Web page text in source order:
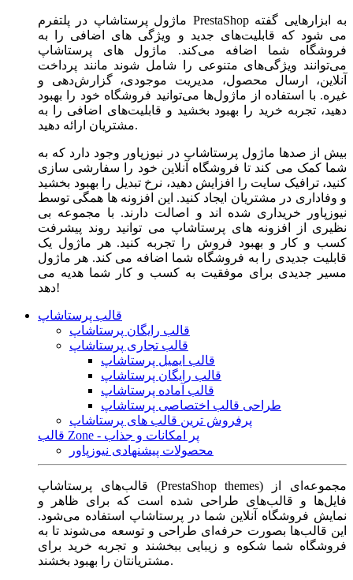
ماژول‌ پرستاشاپ در پلتفرم PrestaShop به ابزارهایی گفته
می شود که قابلیت‌های جدید و ویژگی های اضافی را به
فروشگاه شما اضافه می‌کند. ماژول های پرستاشاپ
می‌توانند ویژگی‌های متنوعی را شامل شوند مانند پرداخت
آنلاین، ارسال محصول، مدیریت موجودی، گزارش‌دهی و
غیره. با استفاده از ماژول‌ها می‌توانید فروشگاه خود را بهبود
دهید، تجربه خرید را بهبود بخشید و قابلیت‌های اضافی را به
مشتریان ارائه دهید.
بیش از صدها ماژول پرستاشاپ در نیوزپاور وجود دارد که به
شما کمک می کند تا فروشگاه آنلاین خود را سفارشی سازی
کنید، ترافیک سایت را افزایش دهید، نرخ تبدیل را بهبود بخشید
و وفاداری در مشتریان ایجاد کنید. این افزونه ها همگی توسط
نیوزپاور خریداری شده اند و اصالت دارند. با مجموعه بی
نظیری از افزونه های پرستاشاپ می توانید روند پیشرفت
کسب و کار و بهبود فروش را تجربه کنید. هر ماژول یک
قابلیت جدیدی را به فروشگاه شما اضافه می کند. هر ماژول
مسیر جدیدی برای موفقیت به کسب و کار شما هدیه می
دهد!
قالب پرستاشاپ
قالب رایگان پرستاشاپ
قالب تجاری پرستاشاپ
قالب ایمیل پرستاشاپ
قالب رایگان پرستاشاپ
قالب آماده پرستاشاپ
طراحی قالب اختصاصی پرستاشاپ
پرفروش ترین قالب های پرستاشاپ
قالب Zone - پر امکانات و جذاب
محصولات پیشنهادی نیوزپاور
قالب‌های پرستاشاپ (PrestaShop themes) مجموعه‌ای از
فایل‌ها و قالب‌های طراحی شده است که برای ظاهر و
نمایش فروشگاه آنلاین شما در پرستاشاپ استفاده می‌شود.
این قالب‌ها بصورت حرفه‌ای طراحی و توسعه می‌شوند تا به
فروشگاه شما شکوه و زیبایی ببخشند و تجربه خرید برای
مشتریانتان را بهبود بخشند.